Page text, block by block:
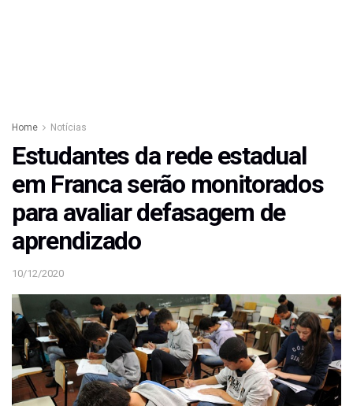
Home Notícias
Estudantes da rede estadual
em Franca serão monitorados
para avaliar defasagem de
aprendizado
10/12/2020